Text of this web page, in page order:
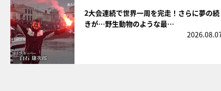
2大会連続で世界一周を完走！さらに夢の続
きが…野生動物のような最…